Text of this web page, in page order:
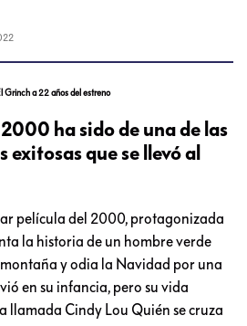
Grinch a 22 años del estreno
ha sido de una de las
que se llevó al
película del 2000, protagonizada
la historia de un hombre verde
y odia la Navidad por una
en su infancia, pero su vida
llamada Cindy Lou Quién se cruza